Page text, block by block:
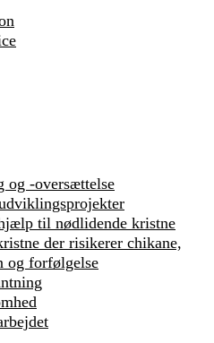
og -oversættelse
til nødlidende kristne
der risikerer chikane,
og forfølgelse